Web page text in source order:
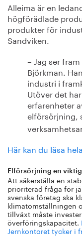
Alleima är en
högförädlade
produkter för
Sandviken.
– Jag ser
Björkman.
industri i
Utöver det
erfarenheter
elförsörjning,
Här kan du läsa
Elförsörjning en
Att säkerställa en
prioriterad fråga för
svenska företag ska
klimatomställningen
tillväxt måste
överföringskapacitet.
Jernkontoret tycker i